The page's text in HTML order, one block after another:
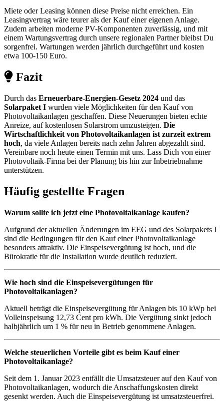
Miete oder Leasing können diese Preise nicht erreichen. Ein
Leasingvertrag wäre teurer als der Kauf einer eigenen Anlage.
Zudem arbeiten moderne PV-Komponenten zuverlässig, und mit
einem Wartungsvertrag durch unsere regionalen Partner bleibst Du
sorgenfrei. Wartungen werden jährlich durchgeführt und kosten
etwa 100-150 Euro.
Fazit
Durch das Erneuerbare-Energien-Gesetz 2024 und das
Solarpaket I wurden viele Möglichkeiten für den Kauf von
Photovoltaikanlagen geschaffen. Diese Neuerungen bieten echte
Anreize, auf kostenlosen Solarstrom umzusteigen. Die
Wirtschaftlichkeit von Photovoltaikanlagen ist zurzeit extrem
hoch, da viele Anlagen bereits nach zehn Jahren abgezahlt sind.
Vereinbare noch heute einen Termin mit uns. Lass Dich von einer
Photovoltaik-Firma bei der Planung bis hin zur Inbetriebnahme
unterstützen.
Häufig gestellte Fragen
Warum sollte ich jetzt eine Photovoltaikanlage kaufen?
Aufgrund der aktuellen Änderungen im EEG und des Solarpakets I
sind die Bedingungen für den Kauf einer Photovoltaikanlage
besonders attraktiv. Die Einspeisevergütung ist hoch, und die
Bürokratie für die Installation wurde deutlich reduziert.
Wie hoch sind die Einspeisevergütungen für
Photovoltaikanlagen?
Aktuell beträgt die Einspeisevergütung für Anlagen bis 10 kWp bei
Volleinspeisung 12,73 Cent pro kWh. Die Vergütung sinkt jedoch
halbjährlich um 1 % für neu in Betrieb genommene Anlagen.
Welche steuerlichen Vorteile gibt es beim Kauf einer
Photovoltaikanlage?
Seit dem 1. Januar 2023 entfällt die Umsatzsteuer auf den Kauf von
Photovoltaikanlagen, wodurch die Anschaffungskosten direkt
gesenkt werden. Auch die Einspeisevergütung ist umsatzsteuerfrei.